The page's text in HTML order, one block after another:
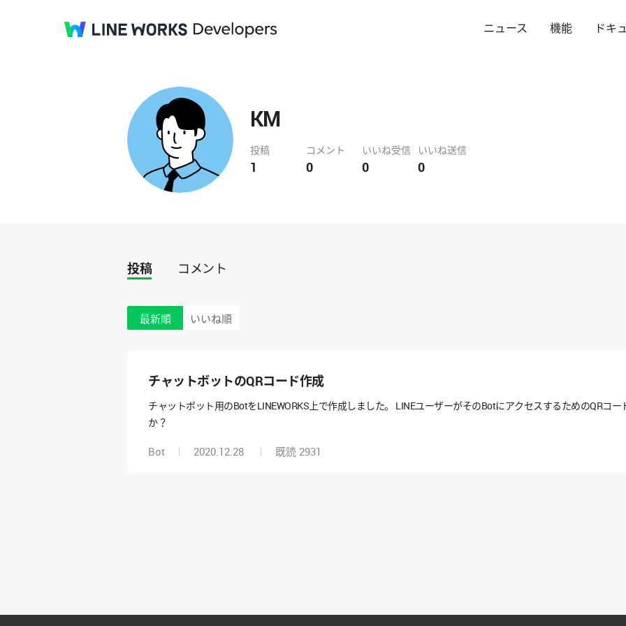
ニュース 機能 ドキ
KM
投稿
1
コメント
0
いいね受信
0
いいね送信
0
投稿 コメント
最新順 いいね順
チャットボットのQRコード作成
チャットボット用のBotをLINEWORKS上で作成しました。 LINEユーザーがそのBotにアクセスするためのQRコ
か？
Bot 2020.12.28 既読 2931